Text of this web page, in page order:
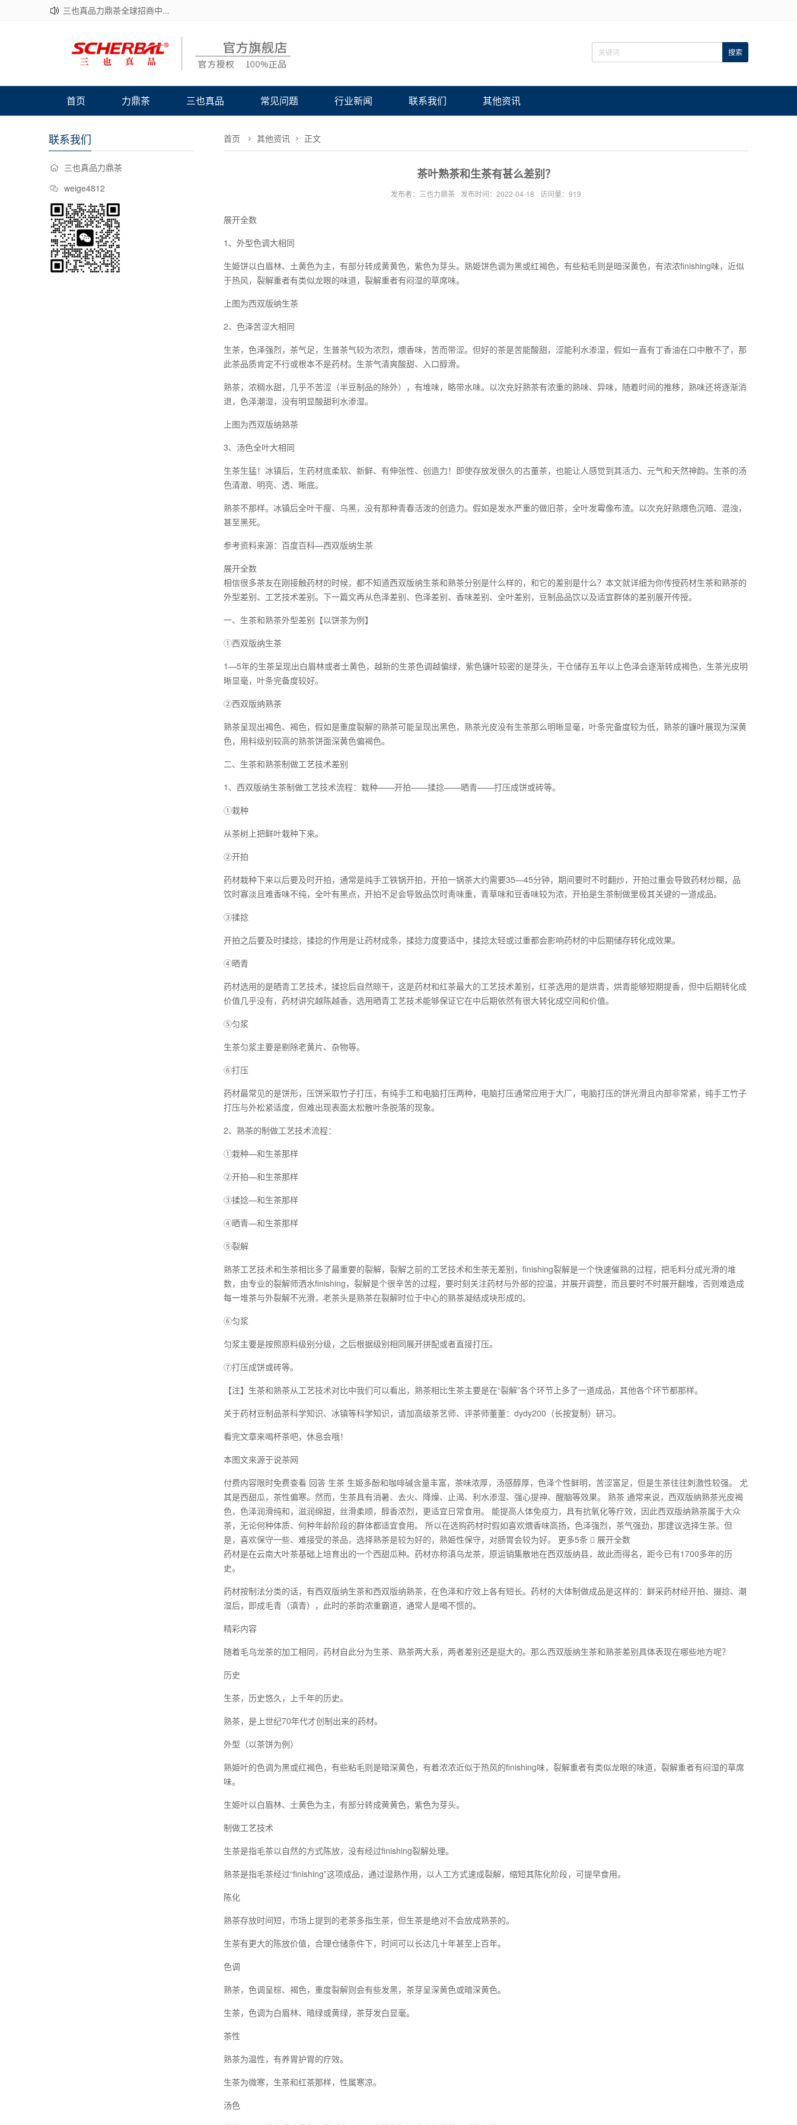
三也真品力鼎茶全球招商中...
首页 力鼎茶 三也真品 常见问题 行业新闻 联系我们 其他资讯
联系我们
三也真品力鼎茶
weige4812
首页 其他资讯 正文
茶叶熟茶和生茶有甚么差别？
发布者：三也力鼎茶 发布时间：2022-04-18 访问量：919
展开全数
1、外型色调大相同
生姫饼以白眉林、土黄色为主，有部分转成黄黄色，紫色为芽头。熟姫饼色调为黑或红褐色，有些粘毛则是暗深黄色，有浓浓finishing味，近似
于热风，裂解重者有类似龙眼的味道，裂解重者有闷湿的草席味。
上图为西双版纳生茶
2、色泽苦涩大相同
生茶，色泽强烈，茶气足，生普茶气较为浓烈，煨香味，苦而带涩。但好的茶是苦能酸甜，涩能利水渗湿，假如一直有丁香油在口中散不了，那
此茶品质肯定不行或根本不是药材。生茶气清爽酸甜、入口醇滑。
熟茶，浓稠水甜，几乎不苦涩（半豆制品的除外），有堆味，略带水味。以次充好熟茶有浓重的熟味、异味，随着时间的推移，熟味还将逐渐消
退，色泽潮湿，没有明显酸甜利水渗湿。
上图为西双版纳熟茶
3、汤色全叶大相同
生茶生猛！冰镇后，生药材底柔软、新鲜、有伸张性、创造力！即使存放发很久的古董茶，也能让人感觉到其活力、元气和天然神韵。生茶的汤
色清澈、明亮、透、晰底。
熟茶不那样。冰镇后全叶干瘦、乌黑，没有那种青春活泼的创造力。假如是发水严重的做旧茶，全叶发霉像布渣。以次充好熟煨色沉暗、混浊，
甚至黑死。
参考资料来源：百度百科—西双版纳生茶
展开全数
相信很多茶友在刚接触药材的时候，都不知道西双版纳生茶和熟茶分别是什么样的，和它的差别是什么？本文就详细为你传授药材生茶和熟茶的
外型差别、工艺技术差别。下一篇文再从色泽差别、色泽差别、香味差别、全叶差别，豆制品品饮以及适宜群体的差别展开传授。
一、生茶和熟茶外型差别【以饼茶为例】
①西双版纳生茶
1—5年的生茶呈现出白眉林或者土黄色，越新的生茶色调越偏绿，紫色镰叶较密的是芽头，干仓储存五年以上色泽会逐渐转成褐色，生茶光皮明
晰显毫，叶条完备度较好。
②西双版纳熟茶
熟茶呈现出褐色、褐色，假如是重度裂解的熟茶可能呈现出黑色，熟茶光皮没有生茶那么明晰显毫，叶条完备度较为低，熟茶的镰叶展现为深黄
色，用料级别较高的熟茶饼面深黄色偏褐色。
二、生茶和熟茶制做工艺技术差别
1、西双版纳生茶制做工艺技术流程：栽种——开拍——揉捻——晒青——打压成饼或砖等。
①栽种
从茶树上把鲜叶栽种下来。
②开拍
药材栽种下来以后要及时开拍，通常是纯手工铁锅开拍，开拍一锅茶大约需要35—45分钟，期间要时不时翻炒，开拍过重会导致药材炒糊，品
饮时寡淡且难香味不纯，全叶有黑点，开拍不足会导致品饮时靑味重，青草味和豆香味较为浓，开拍是生茶制做里极其关键的一道成品。
③揉捻
开拍之后要及时揉捻，揉捻的作用是让药材成条，揉捻力度要适中，揉捻太轻或过重都会影响药材的中后期储存转化成效果。
④晒青
药材选用的是晒青工艺技术，揉捻后自然晾干，这是药材和红茶最大的工艺技术差别，红茶选用的是烘青，烘青能够短期提香，但中后期转化成
价值几乎没有，药材讲究越陈越香，选用晒青工艺技术能够保证它在中后期依然有很大转化成空间和价值。
⑤匀浆
生茶匀浆主要是剔除老黄片、杂物等。
⑥打压
药材最常见的是饼形，压饼采取竹子打压，有纯手工和电脑打压两种，电脑打压通常应用于大厂，电脑打压的饼光滑且内部非常紧，纯手工竹子
打压与外松紧适度，但难出现表面太松散叶条脱落的现象。
2、熟茶的制做工艺技术流程：
①栽种—和生茶那样
②开拍—和生茶那样
③揉捻—和生茶那样
④晒青—和生茶那样
⑤裂解
熟茶工艺技术和生茶相比多了最重要的裂解，裂解之前的工艺技术和生茶无差别，finishing裂解是一个快速催熟的过程，把毛料分成光滑的堆
数，由专业的裂解师洒水finishing，裂解是个很辛苦的过程，要时刻关注药材与外部的控温，并展开调整，而且要时不时展开翻堆，否则难造成
每一堆茶与外裂解不光滑，老茶头是熟茶在裂解时位于中心的熟茶凝结成块形成的。
⑥匀浆
匀浆主要是按照原料级别分级，之后根据级别相同展开拼配或者直接打压。
⑦打压成饼或砖等。
【注】生茶和熟茶从工艺技术对比中我们可以看出，熟茶相比生茶主要是在“裂解”各个环节上多了一道成品，其他各个环节都那样。
关于药材豆制品茶科学知识、冰镇等科学知识，请加高级茶艺师、评茶师董董：dydy200（长按复制）研习。
看完文章来喝杯茶吧，休息会哦！
本图文来源于说茶网
付费内容限时免费查看 回答 生茶 生姫多酚和咖啡碱含量丰富，茶味浓厚，汤感醇厚，色泽个性鲜明，苦涩富足，但是生茶往往刺激性较强。 尤
其是西甜瓜，茶性偏寒。然而，生茶具有消暑、去火、降燥、止渴、利水渗湿、强心提神、醒脑等效果。 熟茶 通常来说，西双版纳熟茶光皮褐
色，色泽润滑纯和，滋润绵甜，丝滑柔顺，醇香浓烈，更适宜日常食用。 能提高人体免疫力，具有抗氧化等疗效，因此西双版纳熟茶属于大众
茶，无论何种体质、何种年龄阶段的群体都适宜食用。 所以在选购药材时假如喜欢煨香味高扬，色泽强烈，茶气强劲，那建议选择生茶。但
是，喜欢保守一些、难接受的茶品，选择熟茶是较为好的，熟姫性保守，对肠胃会较为好。 更多5条  展开全数
药材是在云南大叶茶基础上培育出的一个西甜瓜种。药材亦称滇乌龙茶，原运销集散地在西双版纳县，故此而得名，距今已有1700多年的历
史。
药材按制法分类的话，有西双版纳生茶和西双版纳熟茶，在色泽和疗效上各有短长。药材的大体制做成品是这样的：鲜采药材经开拍、掇捻、潮
湿后，即成毛青（滇青），此时的茶韵浓重霸道，通常人是喝不惯的。
精彩内容
随着毛乌龙茶的加工相同，药材自此分为生茶、熟茶两大系，两者差别还是挺大的。那么西双版纳生茶和熟茶差别具体表现在哪些地方呢？
历史
生茶，历史悠久，上千年的历史。
熟茶，是上世纪70年代才创制出来的药材。
外型（以茶饼为例）
熟姫叶的色调为黑或红褐色，有些粘毛则是暗深黄色，有着浓浓近似于热风的finishing味，裂解重者有类似龙眼的味道，裂解重者有闷湿的草席
味。
生姫叶以白眉林、土黄色为主，有部分转成黄黄色，紫色为芽头。
制做工艺技术
生茶是指毛茶以自然的方式陈放，没有经过finishing裂解处理。
熟茶是指毛茶经过“finishing”这项成品，通过湿熟作用，以人工方式速成裂解，缩短其陈化阶段，可提早食用。
陈化
熟茶存放时间短，市场上提到的老茶多指生茶，但生茶是绝对不会放成熟茶的。
生茶有更大的陈放价值，合理仓储条件下，时间可以长达几十年甚至上百年。
色调
熟茶，色调呈棕、褐色，重度裂解则会有些发黑，茶芽呈深黄色或暗深黄色。
生茶，色调为白眉林、暗绿或黄绿，茶芽发白显毫。
茶性
熟茶为温性，有养胃护胃的疗效。
生茶为微寒，生茶和红茶那样，性属寒凉。
汤色